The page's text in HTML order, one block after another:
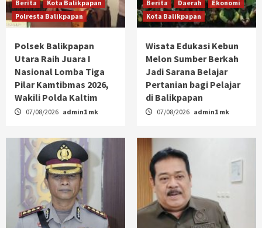
Berita
Kota Balikpapan
Polresta Balikpapan
Polsek Balikpapan
Utara Raih Juara I
Nasional Lomba Tiga
Pilar Kamtibmas 2026,
Wakili Polda Kaltim
07/08/2026 admin1 mk
Berita Daerah
Ekonomi
Kota Balikpapan
Wisata Edukasi Kebun
Melon Sumber Berkah
Jadi Sarana Belajar
Pertanian bagi Pelajar
di Balikpapan
07/08/2026 admin1 mk